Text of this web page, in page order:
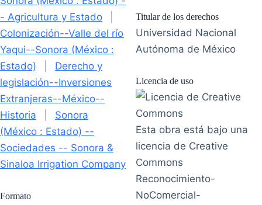
- Agricultura y Estado
Colonización--Valle del río
Yaqui--Sonora (México :
Estado)
Derecho y
legislación--Inversiones
Extranjeras--México--
Historia
Sonora
(México : Estado) --
Sociedades -- Sonora &
Sinaloa Irrigation Company
Formato
Titular de los derechos
Universidad Nacional
Autónoma de México
Licencia de uso
Esta obra está bajo una
licencia de Creative
Commons
Reconocimiento-
NoComercial-